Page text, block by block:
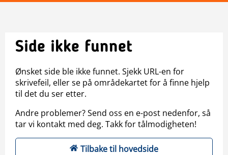
Side ikke funnet
Ønsket side ble ikke funnet. Sjekk URL-en for
skrivefeil, eller se på områdekartet for å finne hjelp
til det du ser etter.
Andre problemer? Send oss en e-post nedenfor, så
tar vi kontakt med deg. Takk for tålmodigheten!
Tilbake til hovedside